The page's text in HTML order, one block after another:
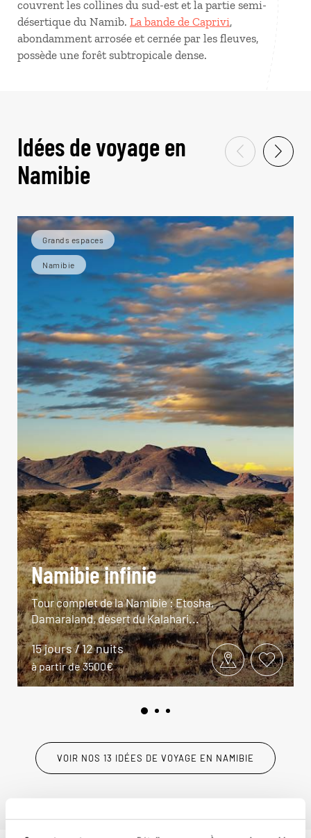
couvrent les collines du sud-est et la partie semi-
désertique du Namib. La bande de Caprivi,
abondamment arrosée et cernée par les fleuves,
possède une forêt subtropicale dense.
Idées de voyage en
Namibie
Grands espaces
Namibie
Namibie infinie
Tour complet de la Namibie : Etosha,
Damaraland, désert du Kalahari...
15 jours / 12 nuits
à partir de 3500€
VOIR NOS 13 IDÉES DE VOYAGE EN NAMIBIE